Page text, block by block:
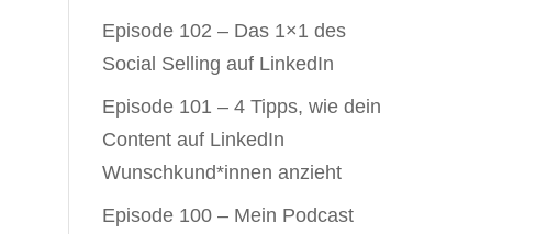
Episode 102 – Das 1×1 des
Social Selling auf LinkedIn
Episode 101 – 4 Tipps, wie dein
Content auf LinkedIn
Wunschkund*innen anzieht
Episode 100 – Mein Podcast